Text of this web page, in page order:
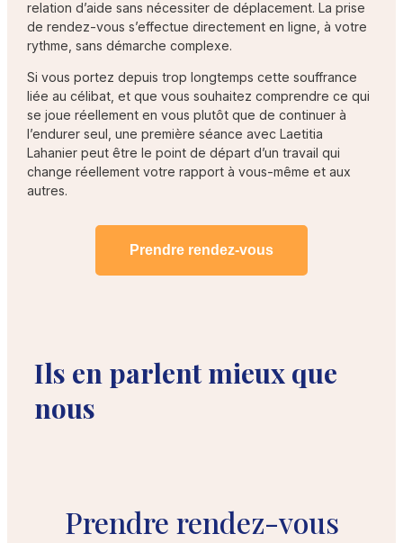
relation d’aide sans nécessiter de déplacement. La prise
de rendez-vous s’effectue directement en ligne, à votre
rythme, sans démarche complexe.
Si vous portez depuis trop longtemps cette souffrance
liée au célibat, et que vous souhaitez comprendre ce qui
se joue réellement en vous plutôt que de continuer à
l’endurer seul, une première séance avec Laetitia
Lahanier peut être le point de départ d’un travail qui
change réellement votre rapport à vous-même et aux
autres.
Prendre rendez-vous
Ils en parlent mieux que
nous
Prendre rendez-vous